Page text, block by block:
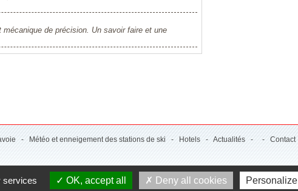
de précision. Un savoir faire et une
- Météo et enneigement des stations de ski - Hotels- Actualités- - Contact
services OK, accept all Deny all cookies Personalize